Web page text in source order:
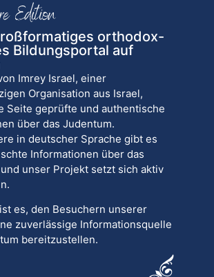
orthodox-
Bildungsportal auf
Imrey Israel, einer
Organisation aus Israel,
Seite geprüfte und authentische
über das Judentum.
in deutscher Sprache gibt es
Informationen über das
unser Projekt setzt sich aktiv
es, den Besuchern unserer
zuverlässige Informationsquelle
bereitzustellen.